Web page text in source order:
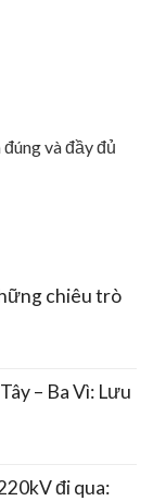
và đầy đủ
chiêu trò
– Ba Vì: Lưu
đi qua: